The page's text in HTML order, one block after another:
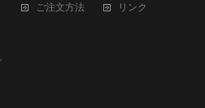
ご注文方法 リンク